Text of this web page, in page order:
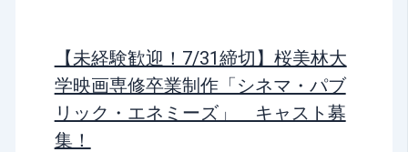
【未経験歓迎！7/31締切】桜美林大
学映画専修卒業制作「シネマ・パブ
リック・エネミーズ」 キャスト募
集！